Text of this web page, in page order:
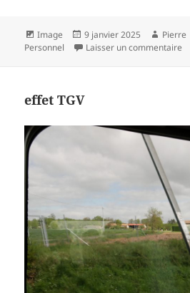
Format
Image
Publié
le
9 janvier 2025 Auteur
Pierre
Personnel
Laisser un commentaire
effet TGV